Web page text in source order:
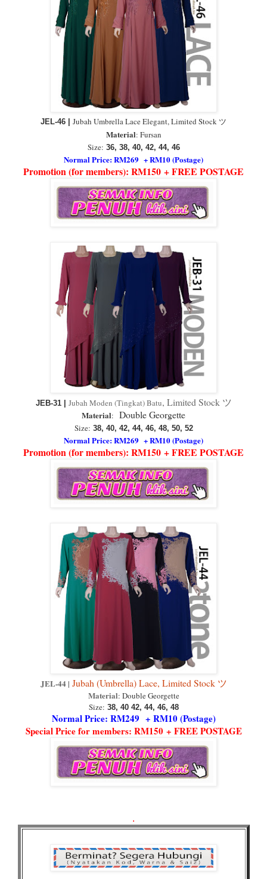
JEL-46 | Jubah Umbrella Lace Elegant, Limited Stock ツ
Material: Fursan
Size: 36, 38, 40, 42, 44, 46
Normal Price: RM269 + RM10 (Postage)
Promotion (for members): RM150 + FREE POSTAGE
JEB-31 | Jubah Moden (Tingkat) Batu, Limited Stock ツ
Material: Double Georgette
Size: 38, 40, 42, 44, 46, 48, 50, 52
Normal Price: RM269 + RM10 (Postage)
Promotion (for members): RM150 + FREE POSTAGE
JEL-44 | Jubah (Umbrella) Lace, Limited Stock ツ
Material: Double Georgette
Size: 38, 40 42, 44, 46, 48
Normal Price: RM249 + RM10 (Postage)
Special Price for members: RM150 + FREE POSTAGE
.